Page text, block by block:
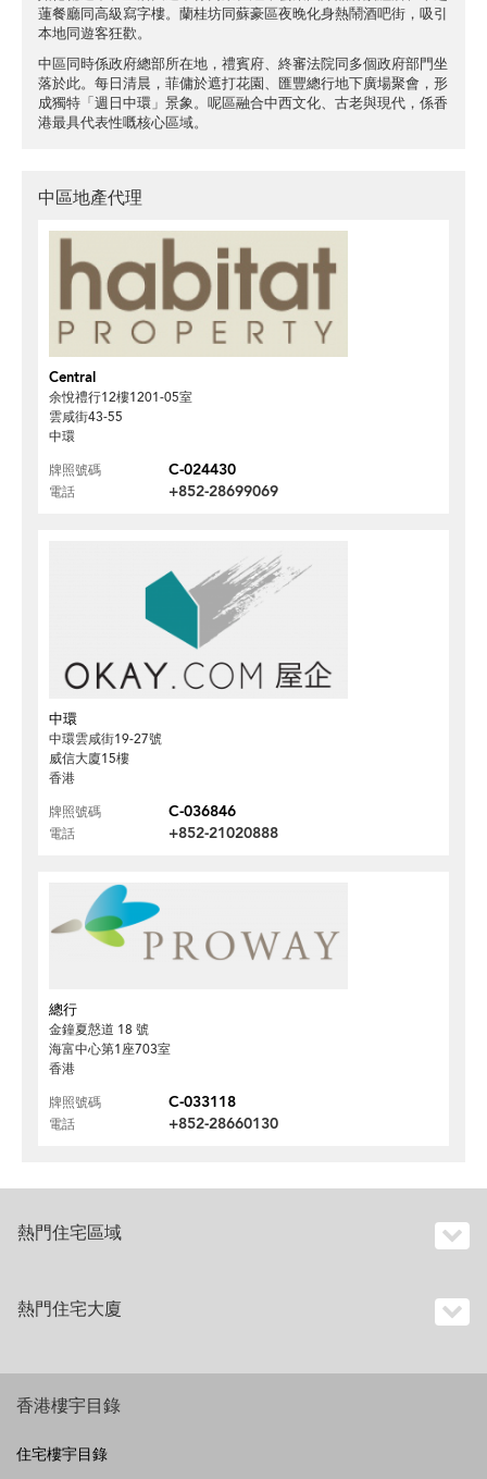
蓮餐廳同高級寫字樓。蘭桂坊同蘇豪區夜晚化身熱鬧酒吧街，吸引
本地同遊客狂歡。
中區同時係政府總部所在地，禮賓府、終審法院同多個政府部門坐
落於此。每日清晨，菲傭於遮打花園、匯豐總行地下廣場聚會，形
成獨特「週日中環」景象。呢區融合中西文化、古老與現代，係香
港最具代表性嘅核心區域。
中區地產代理
Central
余悅禮行12樓1201-05室
雲咸街43-55
中環
牌照號碼
C-024430
電話 +852-28699069
中環
中環雲咸街19-27號
威信大廈15樓
香港
牌照號碼
C-036846
電話 +852-21020888
總行
金鐘夏慤道 18 號
海富中心第1座703室
香港
牌照號碼
C-033118
電話 +852-28660130
熱門住宅區域
熱門住宅大廈
香港樓宇目錄
住宅樓宇目錄